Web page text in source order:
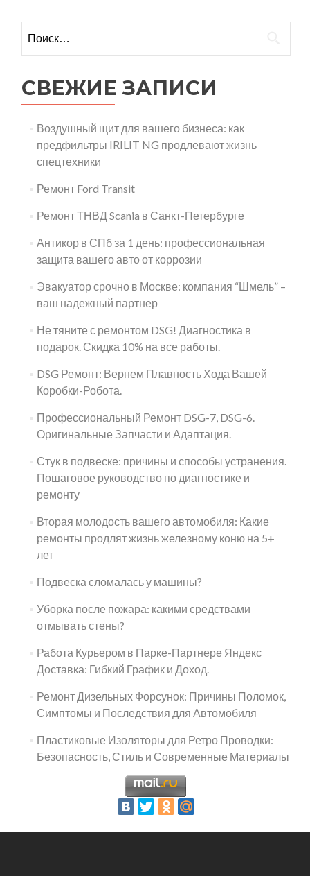
СВЕЖИЕ ЗАПИСИ
Воздушный щит для вашего бизнеса: как
предфильтры IRILIT NG продлевают жизнь
спецтехники
Ремонт Ford Transit
Ремонт ТНВД Scania в Санкт-Петербурге
Антикор в СПб за 1 день: профессиональная
защита вашего авто от коррозии
Эвакуатор срочно в Москве: компания “Шмель” –
ваш надежный партнер
Не тяните с ремонтом DSG! Диагностика в
подарок. Скидка 10% на все работы.
DSG Ремонт: Вернем Плавность Хода Вашей
Коробки-Робота.
Профессиональный Ремонт DSG-7, DSG-6.
Оригинальные Запчасти и Адаптация.
Стук в подвеске: причины и способы устранения.
Пошаговое руководство по диагностике и
ремонту
Вторая молодость вашего автомобиля: Какие
ремонты продлят жизнь железному коню на 5+
лет
Подвеска сломалась у машины?
Уборка после пожара: какими средствами
отмывать стены?
Работа Курьером в Парке-Партнере Яндекс
Доставка: Гибкий График и Доход.
Ремонт Дизельных Форсунок: Причины Поломок,
Симптомы и Последствия для Автомобиля
Пластиковые Изоляторы для Ретро Проводки:
Безопасность, Стиль и Современные Материалы